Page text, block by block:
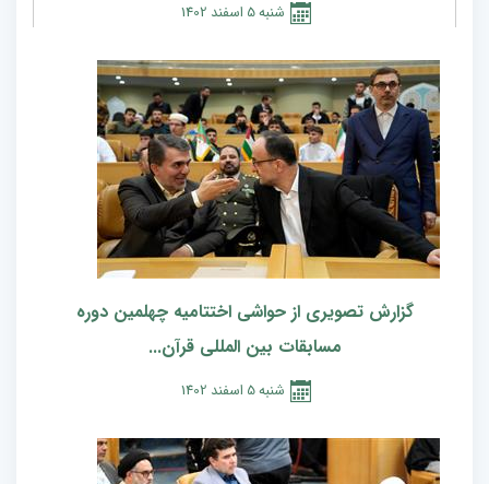
شنبه5 اسفند 1402
گزارش تصویری از حواشی اختتامیه چهلمین دوره
مسابقات بین المللی قرآن...
شنبه5 اسفند 1402